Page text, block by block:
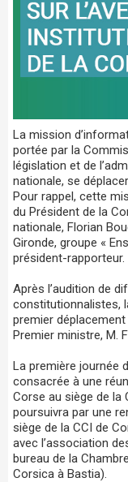
La mission d’information sur l’avenir institutionnel de la Corse,
portée par la
législation et de
nationale, se
Pour rappel, cette
du Président de la
nationale, Florian
Gironde, groupe «
président-rapporteur.
Après l’audition de
constitutionnalistes,
premier
Premier ministre, M.
La première journée
consacrée à une
Corse au siège de la
poursuivra par une
siège de la CCI de
avec l’association
bureau de la
Corsica à Bastia).